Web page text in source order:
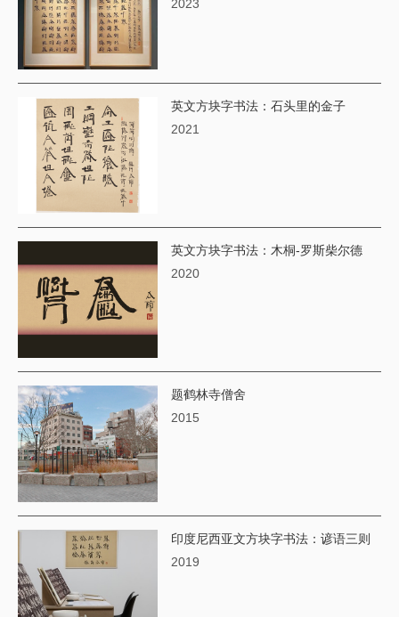
2023
英文方块字书法：石头里的金子
2021
英文方块字书法：木桐-罗斯柴尔德
2020
题鹤林寺僧舍
2015
印度尼西亚文方块字书法：谚语三则
2019